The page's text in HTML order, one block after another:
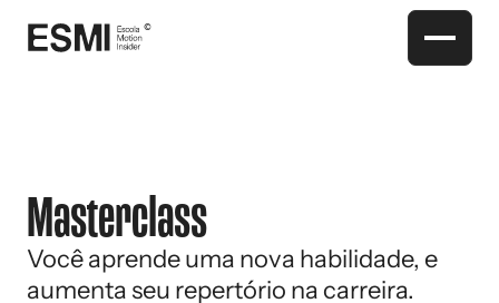
Masterclass
Você aprende uma nova habilidade, e
aumenta seu repertório na carreira.